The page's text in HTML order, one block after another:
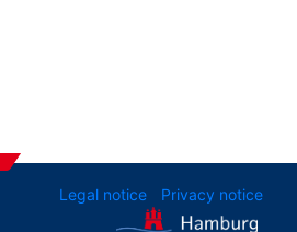
Legal notice Privacy notice